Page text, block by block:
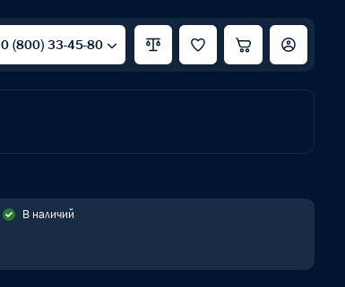
0 (800) 33-45-80
В наличий